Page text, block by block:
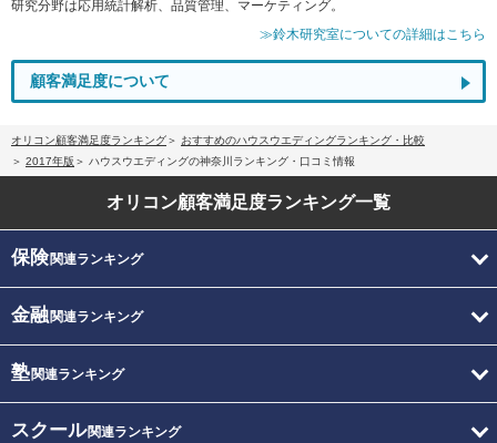
研究分野は応用統計解析、品質管理、マーケティング。
≫鈴木研究室についての詳細はこちら
顧客満足度について
オリコン顧客満足度ランキング
おすすめのハウスウエディングランキング・比較
2017年版
ハウスウエディングの神奈川ランキング・口コミ情報
オリコン顧客満足度ランキング一覧
保険関連ランキング
金融関連ランキング
塾関連ランキング
スクール関連ランキング